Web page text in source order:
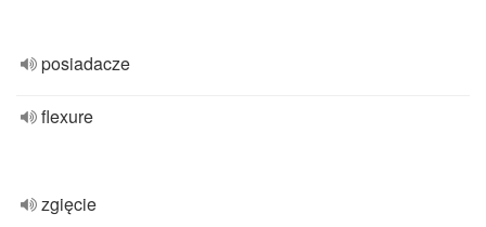
posiadacze
flexure
zgięcie